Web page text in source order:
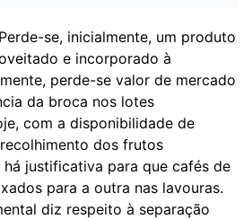
se, inicialmente, um produto
e incorporado à
perde-se valor de mercado
da broca nos lotes
com a disponibilidade de
dos frutos
há justificativa para que cafés de
para a outra nas lavouras.
diz respeito à separação